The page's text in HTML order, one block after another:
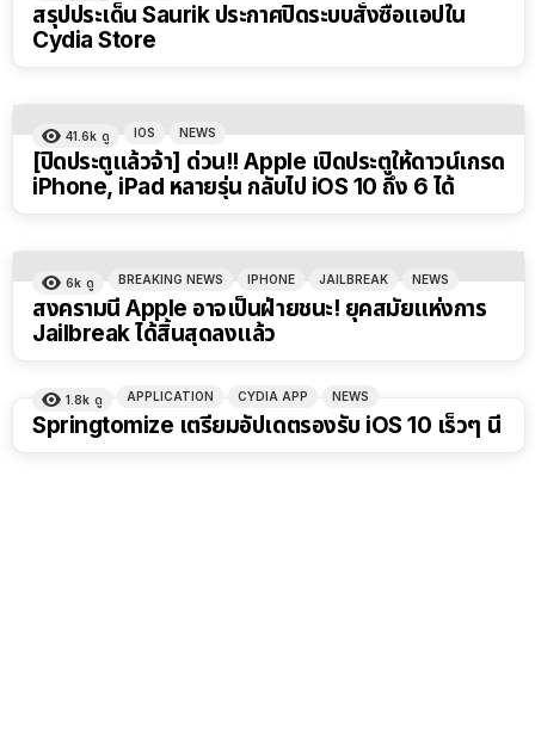
สรุปประเด็น Saurik ประกาศปิดระบบสั่งซื้อแอปใน
Cydia Store
41.6k ดู IOS NEWS
[ปิดประตูแล้วจ้า] ด่วน!! Apple เปิดประตูให้ดาวน์เกรด
iPhone, iPad หลายรุ่น กลับไป iOS 10 ถึง 6 ได้
6k ดู BREAKING NEWS IPHONE JAILBREAK NEWS
สงครามนี้ Apple อาจเป็นฝ่ายชนะ! ยุคสมัยแห่งการ
Jailbreak ได้สิ้นสุดลงแล้ว
1.8k ดู APPLICATION CYDIA APP NEWS
Springtomize เตรียมอัปเดตรองรับ iOS 10 เร็วๆ นี้